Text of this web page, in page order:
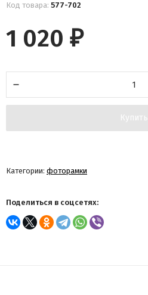
Код товара: 577-702
1 020 ₽
Купить
Категории: фоторамки
Поделиться в соцсетях: